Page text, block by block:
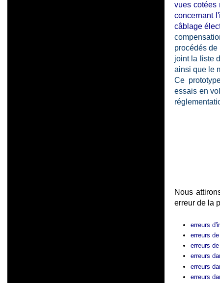
vues cotées
concernant
câblage
procédés
joint la liste
ainsi que le
Ce
essais en
Nous
erreur de la
erreurs
erreurs
erreurs
erreurs
erreurs
erreurs